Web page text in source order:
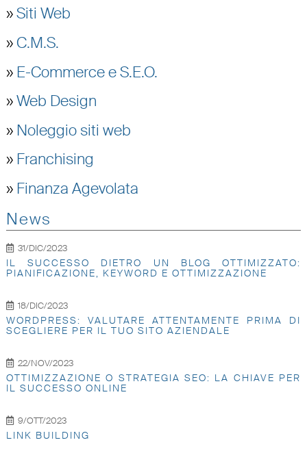
»Siti Web
» C.M.S.
» E-Commerce e S.E.O.
»Web Design
» Noleggio siti web
» Franchising
» Finanza Agevolata
News
31/DIC/2023
IL SUCCESSO DIETRO UN BLOG OTTIMIZZATO:
PIANIFICAZIONE, KEYWORD E OTTIMIZZAZIONE
18/DIC/2023
WORDPRESS: VALUTARE ATTENTAMENTE PRIMA DI
SCEGLIERE PER IL TUO SITO AZIENDALE
22/NOV/2023
OTTIMIZZAZIONE O STRATEGIA SEO: LA CHIAVE PER
IL SUCCESSO ONLINE
9/OTT/2023
LINK BUILDING